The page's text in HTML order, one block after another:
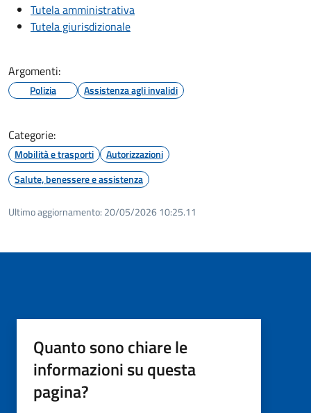
Tutela amministrativa
Tutela giurisdizionale
Argomenti:
Polizia Assistenza agli invalidi
Categorie:
Mobilità e trasporti
Autorizzazioni
Salute, benessere e assistenza
Ultimo aggiornamento: 20/05/2026 10:25.11
Quanto sono chiare le
informazioni su questa
pagina?